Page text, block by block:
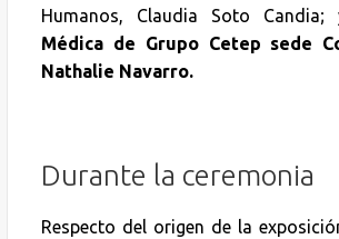
Humanos, Claudia Soto
Médica de Grupo Cetep sede
Nathalie Navarro.
Durante la ceremonia
Respecto del origen de la